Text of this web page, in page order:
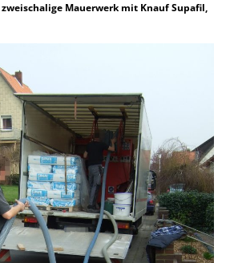
Mauerwerk mit Knauf Supafil,